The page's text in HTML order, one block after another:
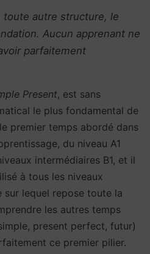
autre structure, le
Aucun apprenant ne
parfaitement
Present, est sans
le plus fondamental de
premier temps abordé dans
du niveau A1
intermédiaires B1, et il
à tous les niveaux
sur lequel repose toute la
les autres temps
present perfect, futur)
ce premier pilier.